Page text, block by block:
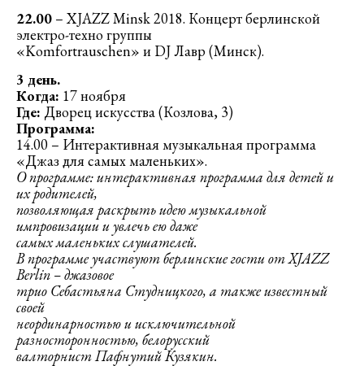
22.00 – XJAZZ Minsk 2018. Концерт берлинской
электро-техно группы
«Komfortrauschen» и DJ Лавр (Минск).
3 день.
Когда: 17 ноября
Где: Дворец искусства (Козлова, 3)
Программа:
14.00 – Интерактивная музыкальная программа
«Джаз для самых маленьких».
О программе: интерактивная программа для детей и
их родителей,
позволяющая раскрыть идею музыкальной
импровизации и увлечь ею даже
самых маленьких слушателей.
В программе участвуют берлинские гости от XJAZZ
Berlin – джазовое
трио Себастьяна Студницкого, а также известный
своей
неординарностью и исключительной
разносторонностью, белорусский
валторнист Пафнутий Кузякин.